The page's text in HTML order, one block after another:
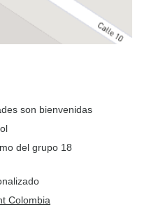
son bienvenidas
del grupo 18
Colombia